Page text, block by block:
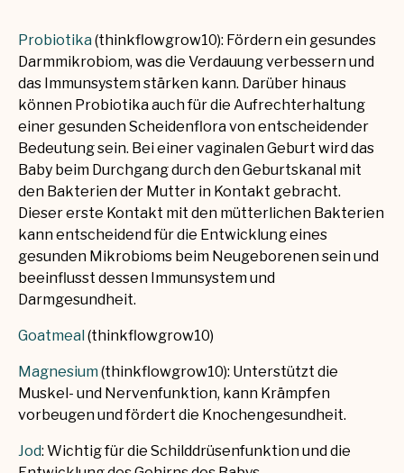
Probiotika (thinkflowgrow10): Fördern ein gesundes
Darmmikrobiom, was die Verdauung verbessern und
das Immunsystem stärken kann. Darüber hinaus
können Probiotika auch für die Aufrechterhaltung
einer gesunden Scheidenflora von entscheidender
Bedeutung sein. Bei einer vaginalen Geburt wird das
Baby beim Durchgang durch den Geburtskanal mit
den Bakterien der Mutter in Kontakt gebracht.
Dieser erste Kontakt mit den mütterlichen Bakterien
kann entscheidend für die Entwicklung eines
gesunden Mikrobioms beim Neugeborenen sein und
beeinflusst dessen Immunsystem und
Darmgesundheit.
Goatmeal (thinkflowgrow10)
Magnesium (thinkflowgrow10): Unterstützt die
Muskel- und Nervenfunktion, kann Krämpfen
vorbeugen und fördert die Knochengesundheit.
Jod: Wichtig für die Schilddrüsenfunktion und die